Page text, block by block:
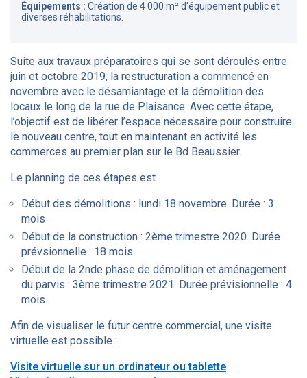
Équipements : Création de 4 000 m² d'équipement public et
diverses réhabilitations.
Suite aux travaux préparatoires qui se sont déroulés entre
juin et octobre 2019, la restructuration a commencé en
novembre avec le désamiantage et la démolition des
locaux le long de la rue de Plaisance. Avec cette étape,
l’objectif est de libérer l’espace nécessaire pour construire
le nouveau centre, tout en maintenant en activité les
commerces au premier plan sur le Bd Beaussier.
Le planning de ces étapes est
Début des démolitions : lundi 18 novembre. Durée : 3
mois
Début de la construction : 2ème trimestre 2020. Durée
prévsionnelle : 18 mois.
Début de la 2nde phase de démolition et aménagement
du parvis : 3ème trimestre 2021. Durée prévisionnelle : 4
mois.
Afin de visualiser le futur centre commercial, une visite
virtuelle est possible :
Visite virtuelle sur un ordinateur ou tablette